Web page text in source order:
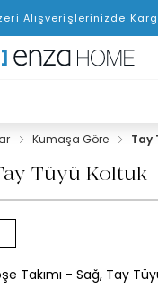
Alışverişlerinizde
Kumaşa Göre Tay
Tüyü Koltuk